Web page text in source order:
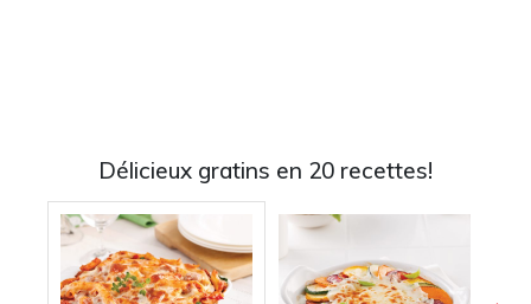
Délicieux gratins en 20 recettes!